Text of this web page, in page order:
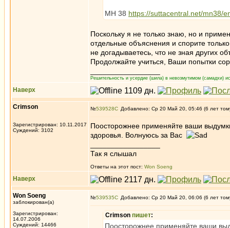
МН 38 https://suttacentral.net/mn38/
Поскольку я не только знаю, но и
отдельные объяснения и спорите
не догадываетесь, что не зная других
Продолжайте учиться, Ваши попытки
Решительность и усердие (шила) в невозмутимом (самадхи)
Наверх
Crimson
Зарегистрирован: 10.11.2017
Суждений: 3102
№539528 Добавлено: Ср 20 Май 20, 05:46 (6 лет
Поосторожнее применяйте ваши
здоровья. Волнуюсь за Вас
Так я слышал
Ответы на этот пост: Won Soeng
Наверх
Won Soeng
заблокирован(а)
Зарегистрирован:
14.07.2006
Суждений: 14466
№539535 Добавлено: Ср 20 Май 20, 06:06 (6 лет
Crimson пишет:
Поосторожнее применяйте ваши